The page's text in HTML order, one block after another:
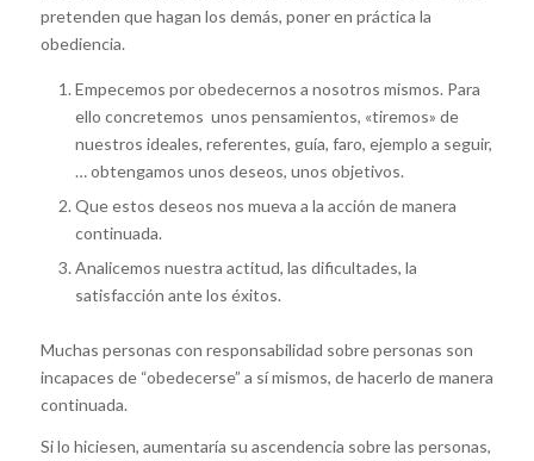
pretenden que hagan los demás, poner en práctica la
obediencia.
Empecemos por obedecernos a nosotros mismos. Para
ello concretemos unos pensamientos, «tiremos» de
nuestros ideales, referentes, guía, faro, ejemplo a seguir,
… obtengamos unos deseos, unos objetivos.
Que estos deseos nos mueva a la acción de manera
continuada.
Analicemos nuestra actitud, las dificultades, la
satisfacción ante los éxitos.
Muchas personas con responsabilidad sobre personas son
incapaces de “obedecerse” a sí mismos, de hacerlo de manera
continuada.
Si lo hiciesen, aumentaría su ascendencia sobre las personas,